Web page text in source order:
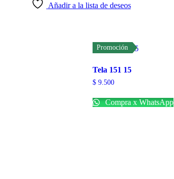
Añadir a la lista de deseos
Promoción
Tela 151 15
$9.500
Compra x WhatsApp